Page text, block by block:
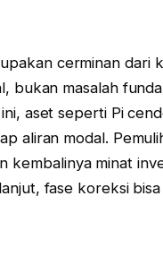
cerminan dari
bukan masalah
aset seperti Pi
aliran modal.
kembalinya minat
fase koreksi bisa